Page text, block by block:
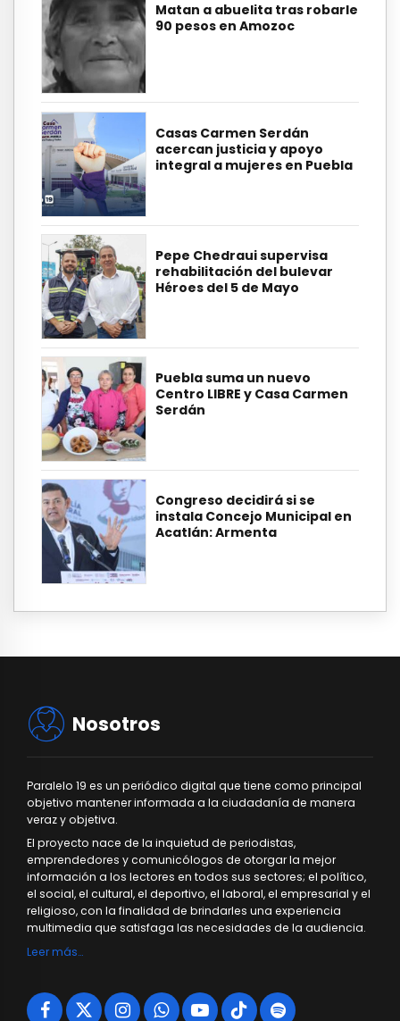
Matan a abuelita tras robarle
90 pesos en Amozoc
Casas Carmen Serdán
acercan justicia y apoyo
integral a mujeres en Puebla
Pepe Chedraui supervisa
rehabilitación del bulevar
Héroes del 5 de Mayo
Puebla suma un nuevo
Centro LIBRE y Casa Carmen
Serdán
Congreso decidirá si se
instala Concejo Municipal en
Acatlán: Armenta
Nosotros
Paralelo 19 es un periódico digital que tiene como principal
objetivo mantener informada a la ciudadanía de manera
veraz y objetiva.
El proyecto nace de la inquietud de periodistas,
emprendedores y comunicólogos de otorgar la mejor
información a los lectores en todos sus sectores; el político,
el social, el cultural, el deportivo, el laboral, el empresarial y el
religioso, con la finalidad de brindarles una experiencia
multimedia que satisfaga las necesidades de la audiencia.
Leer más…